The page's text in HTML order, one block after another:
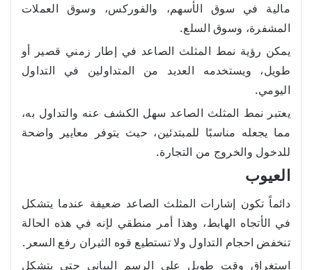
مالية في سوق الأسهم، والفوركس، وسوق العملات
المشفرة، وسوق السلع.
يمكن رؤية نمط المثلث الصاعد في إطار زمني قصير أو
طويل، ويستخدمه العديد من المتداولين في التداول
اليومي.
يعتبر نمط المثلث الصاعد سهل الكشف عنه والتداول به،
مما يجعله مناسبًا للمبتدئين، حيث يتوفر معايير واضحة
للدخول والخروج من التجارة.
العيوب
دائماً تكون إشارات المثلث الصاعد ضعيفة عندما يتشكل
في الأتجاه الهابط، وهذا أمر منطقي لإنه في هذه الحالة
تنخفض احجام التداول ولا تستطيع قوه الثيران رفع السعر.
استغراق وقت طويل على الرسم البياني حتي يتشكل